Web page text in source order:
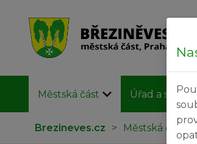
Městská část Úřad a
Brezineves.cz > Městská část